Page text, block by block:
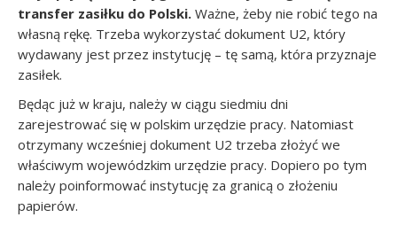
transfer zasiłku do Polski. Ważne, żeby nie robić tego na
własną rękę. Trzeba wykorzystać dokument U2, który
wydawany jest przez instytucję – tę samą, która przyznaje
zasiłek.
Będąc już w kraju, należy w ciągu siedmiu dni
zarejestrować się w polskim urzędzie pracy. Natomiast
otrzymany wcześniej dokument U2 trzeba złożyć we
właściwym wojewódzkim urzędzie pracy. Dopiero po tym
należy poinformować instytucję za granicą o złożeniu
papierów.